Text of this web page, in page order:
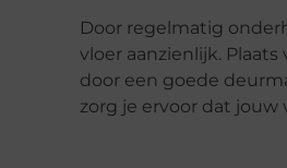
Door regelmatig
vloer aanzienlijk.
door een goede
zorg je ervoor dat jouw